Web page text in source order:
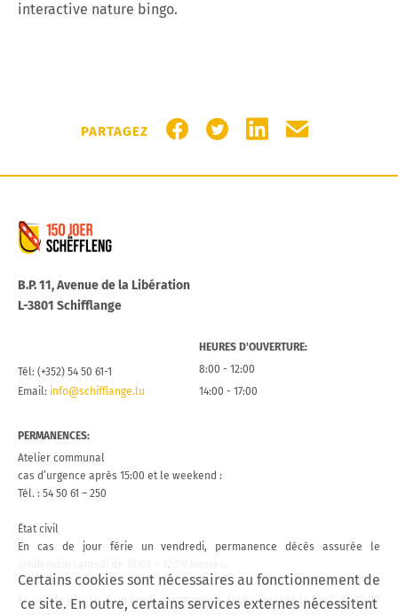
interactive nature bingo.
PARTAGEZ
PARTAGER SUR FACEBOOK
PARTAGER SUR TWITTER
PARTAGER SUR
PARTAGER
B.P. 11, Avenue de la Libération
L-3801 Schifflange
Tél: (+352) 54 50 61-1
Email: info@schifflange.lu
HEURES D’OUVERTURE:
8:00 - 12:00
14:00 - 17:00
PERMANENCES:
Atelier communal
cas d’urgence après 15:00 et le weekend :
Tél. : 54 50 61 – 250
État civil
En cas de jour férie un vendredi, permanence décès assurée le
En cas de jour férié un lundi, permanence décès assurée le lundi de 10:00
Certains cookies sont nécessaires au fonctionnement de
ce site. En outre, certains services externes nécessitent